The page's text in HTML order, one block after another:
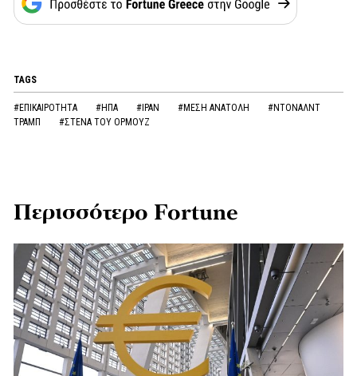
TAGS
#ΕΠΙΚΑΙΡΟΤΗΤΑ #ΗΠΑ #ΙΡΑΝ #ΜΕΣΗ ΑΝΑΤΟΛΗ
#ΝΤΟΝΑΛΝΤ
ΤΡΑΜΠ
#ΣΤΕΝΑ ΤΟΥ ΟΡΜΟΥΖ
Περισσότερο Fortune